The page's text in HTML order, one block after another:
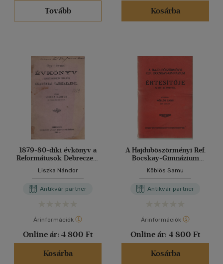
Tovább
Kosárba
1879-80-diki évkönyv a
Reformátusok Debreczeni
tanszakairól
Liszka Nándor
Antikvár partner
Árinformációk
Online ár: 4 800 Ft
Kosárba
A Hajduböszörményi Ref.
Bocskay-Gimnázium
tanévről
Köblös Samu
Antikvár partner
Árinformációk
Online ár: 4 800 Ft
Kosárba